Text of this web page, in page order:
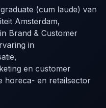
(cum laude) van
Amsterdam,
Brand & Customer
in
en customer
horeca- en retailsector